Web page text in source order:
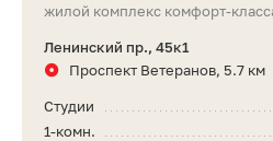
жилой комплекс комфорт-
Ленинский пр., 45к1
Проспект Ветеранов, 5.7 км
Студии
1-комн.